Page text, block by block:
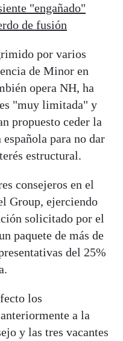
"engañado"
de fusión
por varios
de Minor en
opera NH, ha
"muy limitada" y
propuesto ceder la
para no dar
estructural.
consejeros en el
Group, ejerciendo
solicitado por el
paquete de más de
del 25%
los
a la
y las tres vacantes